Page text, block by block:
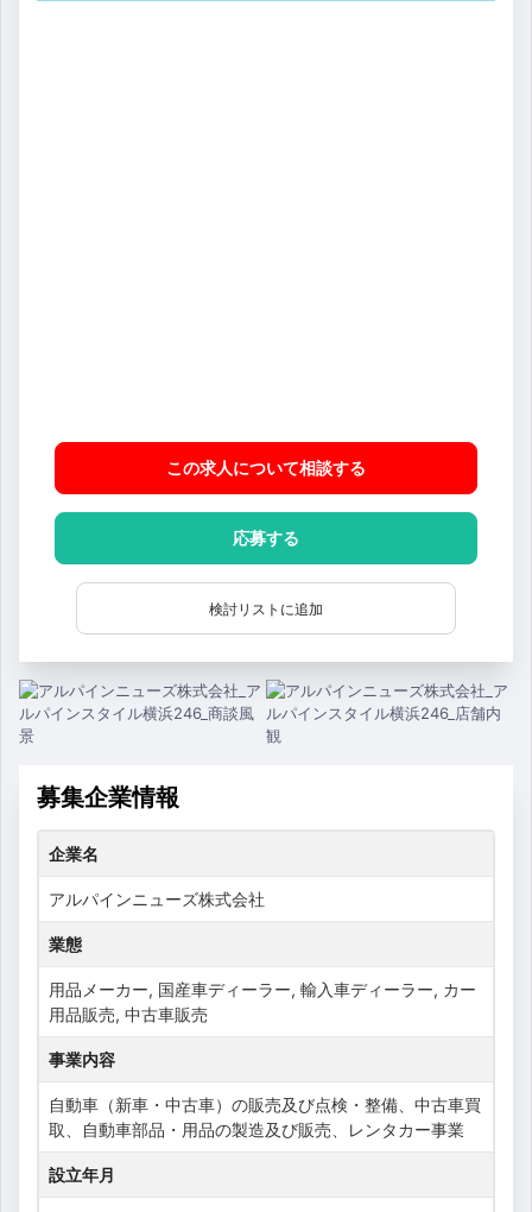
この求人について相談する
応募する
検討リストに追加
募集企業情報
企業名
アルパインニューズ株式会社
業態
用品メーカー, 国産車ディーラー, 輸入車ディーラー, カー
用品販売, 中古車販売
事業内容
自動車（新車・中古車）の販売及び点検・整備、中古車買
取、自動車部品・用品の製造及び販売、レンタカー事業
設立年月